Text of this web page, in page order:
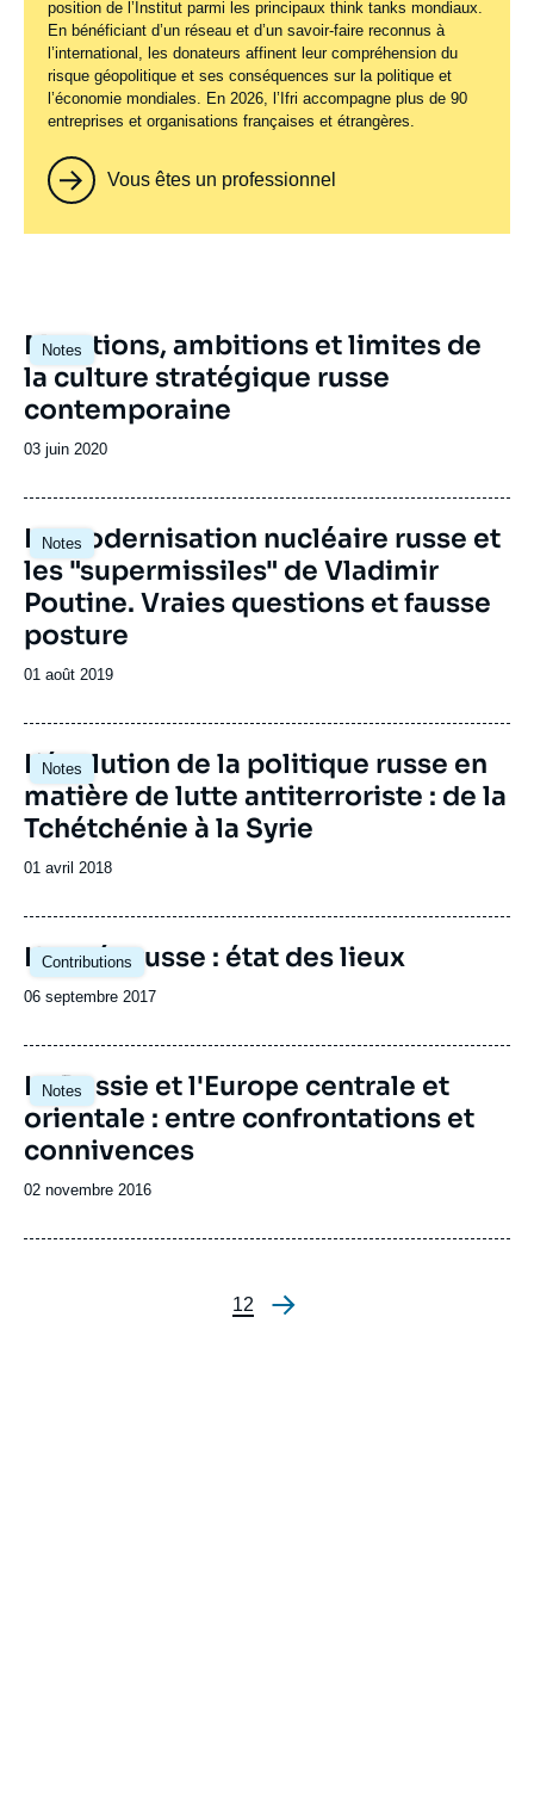
position de l’Institut parmi les principaux think tanks mondiaux.
En bénéficiant d’un réseau et d’un savoir-faire reconnus à
l’international, les donateurs affinent leur compréhension du
risque géopolitique et ses conséquences sur la politique et
l’économie mondiales. En 2026, l’Ifri accompagne plus de 90
entreprises et organisations françaises et étrangères.
Vous êtes un professionnel
Notes
Mutations, ambitions et limites de
la culture stratégique russe
contemporaine
Date
publication
03 juin 2020
Notes
La modernisation nucléaire russe et
les "supermissiles" de Vladimir
Poutine. Vraies questions et fausse
posture
Date
publication
01 août 2019
Notes
L’évolution de la politique russe en
matière de lutte antiterroriste : de la
Tchétchénie à la Syrie
Date
publication
01 avril 2018
Contributions
Image
principale
L'armée russe : état des lieux
Date
publication
06 septembre 2017
Notes
La Russie et l'Europe centrale et
orientale : entre confrontations et
connivences
Date
publication
02 novembre 2016
Pagination
Page
1Page
2